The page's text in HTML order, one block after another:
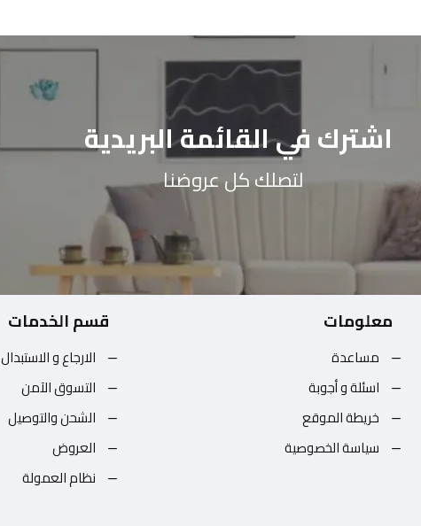
اشترك في القائمة البريدية
لتصلك كل عروضنا
معلومات
مساعدة
اسئلة و أجوبة
خريطة الموقع
سياسة الخصوصية
قسم الخدمات
الارجاع و الاستبدال
التسوق الآمن
الشحن والتوصيل
العروض
نظام العمولة